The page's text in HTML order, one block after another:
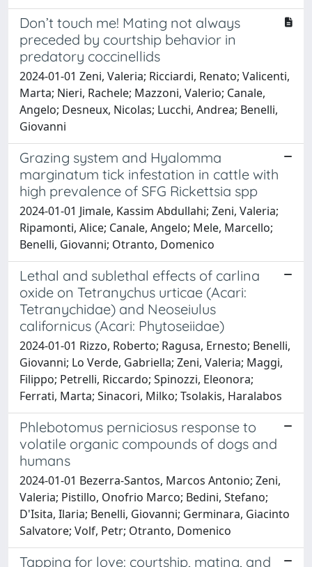
Don’t touch me! Mating not always
preceded by courtship behavior in
predatory coccinellids
2024-01-01 Zeni, Valeria; Ricciardi, Renato; Valicenti,
Marta; Nieri, Rachele; Mazzoni, Valerio; Canale,
Angelo; Desneux, Nicolas; Lucchi, Andrea; Benelli,
Giovanni
Grazing system and Hyalomma
marginatum tick infestation in cattle with
high prevalence of SFG Rickettsia spp
2024-01-01 Jimale, Kassim Abdullahi; Zeni, Valeria;
Ripamonti, Alice; Canale, Angelo; Mele, Marcello;
Benelli, Giovanni; Otranto, Domenico
Lethal and sublethal effects of carlina
oxide on Tetranychus urticae (Acari:
Tetranychidae) and Neoseiulus
californicus (Acari: Phytoseiidae)
2024-01-01 Rizzo, Roberto; Ragusa, Ernesto; Benelli,
Giovanni; Lo Verde, Gabriella; Zeni, Valeria; Maggi,
Filippo; Petrelli, Riccardo; Spinozzi, Eleonora;
Ferrati, Marta; Sinacori, Milko; Tsolakis, Haralabos
Phlebotomus perniciosus response to
volatile organic compounds of dogs and
humans
2024-01-01 Bezerra-Santos, Marcos Antonio; Zeni,
Valeria; Pistillo, Onofrio Marco; Bedini, Stefano;
D'Isita, Ilaria; Benelli, Giovanni; Germinara, Giacinto
Salvatore; Volf, Petr; Otranto, Domenico
Tapping for love: courtship, mating, and